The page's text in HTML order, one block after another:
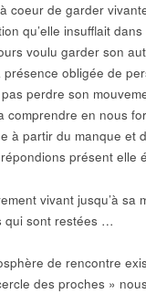
coeur de garder
qu’elle insufflait
voulu garder son
présence obligée de
perdre son
comprendre en nous
à partir du manque et
présent elle
vivant jusqu’à
qui sont restées …
de rencontre
des proches »